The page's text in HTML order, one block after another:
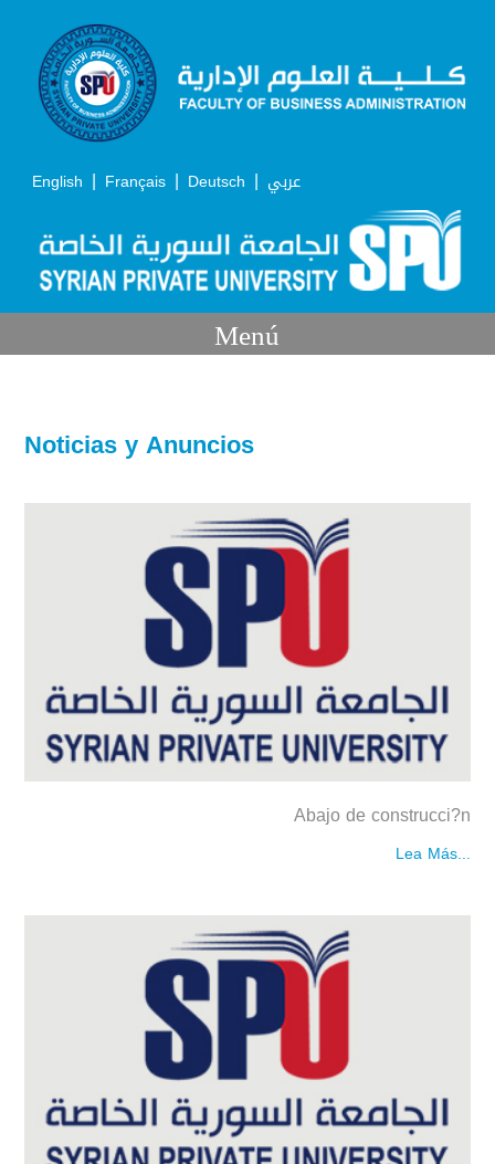
English | Français | Deutsch | عربي
Menú
Noticias y Anuncios
Abajo de construcci?n
Lea Más...